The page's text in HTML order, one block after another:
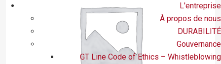
L'entreprise
À propos de nous
DURABILITÉ
Gouvernance
GT Line Code of Ethics – Whistleblowing